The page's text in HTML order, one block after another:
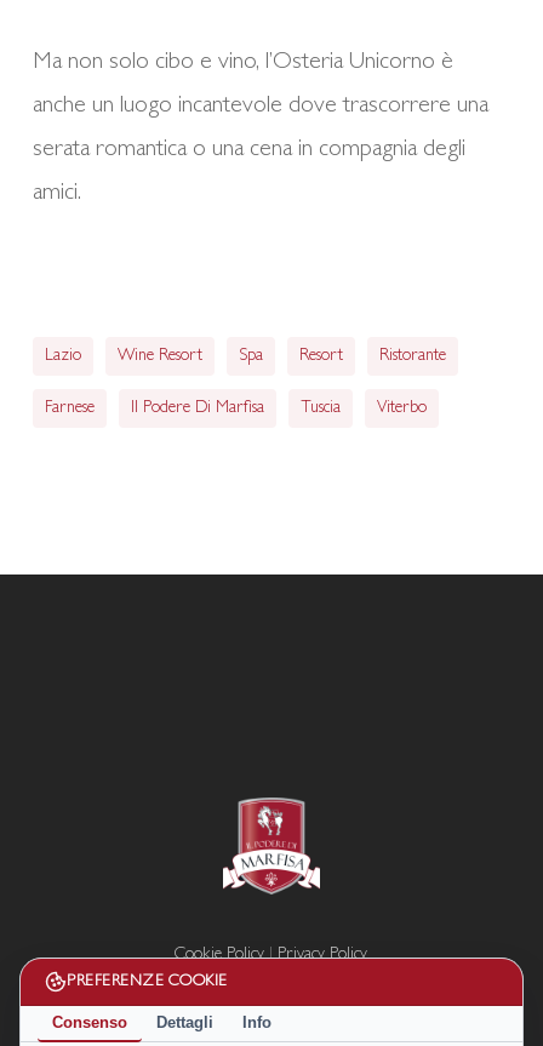
PREFERENZE COOKIE
Consenso Dettagli Info
Ma non solo cibo e vino, l’Osteria Unicorno è
anche un luogo incantevole dove trascorrere una
serata romantica o una cena in compagnia degli
amici.
Lazio Wine Resort Spa Resort Ristorante
Farnese Il Podere Di Marfisa Tuscia Viterbo
Cookie Policy|Privacy Policy
Termini e condizioni
Disconoscimento